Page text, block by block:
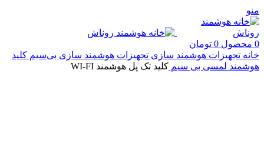
منو
0 محصول 0 تومان
خانه تجهیزات هوشمند سازی تجهیزات هوشمند سازی بی‌سیم کلید
هوشمند لمسی بی سیم کلید تک پل هوشمند WI-FI